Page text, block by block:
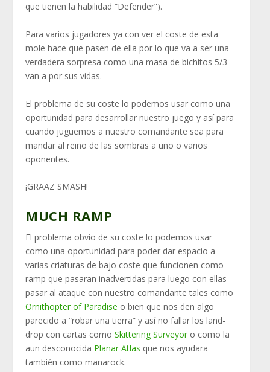
que tienen la habilidad “Defender”).
Para varios jugadores ya con ver el coste de esta
mole hace que pasen de ella por lo que va a ser una
verdadera sorpresa como una masa de bichitos 5/3
van a por sus vidas.
El problema de su coste lo podemos usar como una
oportunidad para desarrollar nuestro juego y así para
cuando juguemos a nuestro comandante sea para
mandar al reino de las sombras a uno o varios
oponentes.
¡GRAAZ SMASH!
MUCH RAMP
El problema obvio de su coste lo podemos usar
como una oportunidad para poder dar espacio a
varias criaturas de bajo coste que funcionen como
ramp que pasaran inadvertidas para luego con ellas
pasar al ataque con nuestro comandante tales como
Ornithopter of Paradise o bien que nos den algo
parecido a “robar una tierra” y así no fallar los land-
drop con cartas comoSkittering Surveyor o como la
aun desconocida Planar Atlas que nos ayudara
también como manarock.